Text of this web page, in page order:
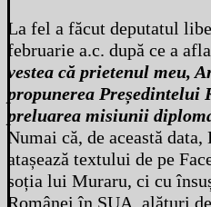
La fel a făcut deputatul
februarie a.c. după ce a
vestea că prietenul meu,
propunerea Președintelui
preluarea misiunii
Numai că, de această
atașează textului de pe
soția lui Muraru, ci cu
Românei în SUA, alături